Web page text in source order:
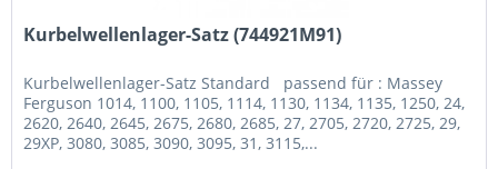
Kurbelwellenlager-Satz (744921M91)
Kurbelwellenlager-Satz Standard passend für : Massey
Ferguson 1014, 1100, 1105, 1114, 1130, 1134, 1135, 1250, 24,
2620, 2640, 2645, 2675, 2680, 2685, 27, 2705, 2720, 2725, 29,
29XP, 3080, 3085, 3090, 3095, 31, 3115,...